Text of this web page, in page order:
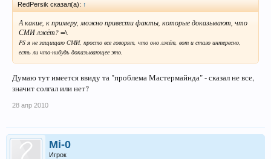
RedPersik сказал(а): ↑
А какие, к примеру, можно привести факты, которые доказывают, что
СМИ лжёт? =\
PS я не защищаю СМИ, просто все говорят, что оно лжёт, вот и стало интересно,
есть ли что-нибудь доказывающее это.
Думаю тут имеется ввиду та "проблема Мастермайнда" - сказал не все,
значит солгал или нет?
28 апр 2010
Mi-0
Игрок